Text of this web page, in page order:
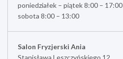
poniedziałek – piątek 8:00 – 17:00
sobota 8:00 – 13:00
Salon Fryzjerski Ania
Stanisława Leszczyńskiego 12